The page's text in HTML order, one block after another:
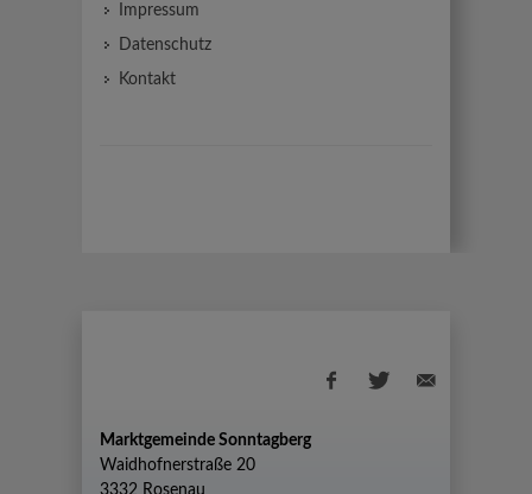
Impressum
Datenschutz
Kontakt
Marktgemeinde Sonntagberg
Waidhofnerstraße 20
3332 Rosenau